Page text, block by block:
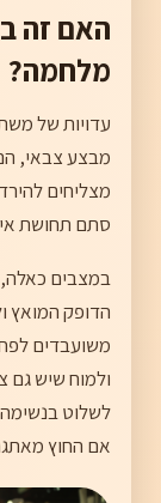
האם זה
מלחמה?
עדויות של
מבצע צבאי,
מצליחים
סתם תחושת
במצבים כאלה,
הדופק המואץ
משועבדים
ולמוח שיש גם
לשלוט
אם החוץ